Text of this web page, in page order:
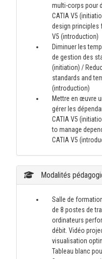
multi-corps pour
CATIA V5
design principles
V5 (introduction)
Diminuer les
de gestion des
(initiation) /
standards and
(introduction)
Mettre en œuvre
gérer les
CATIA V5
to manage
CATIA V5
Modalités
Salle de
de 8 postes de
ordinateurs
débit. Vidéo
visualisation
Tableau blanc